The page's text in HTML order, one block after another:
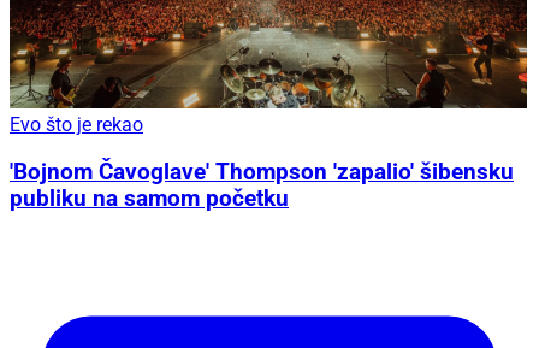
Evo što je rekao
'Bojnom Čavoglave' Thompson 'zapalio' šibensku
publiku na samom početku